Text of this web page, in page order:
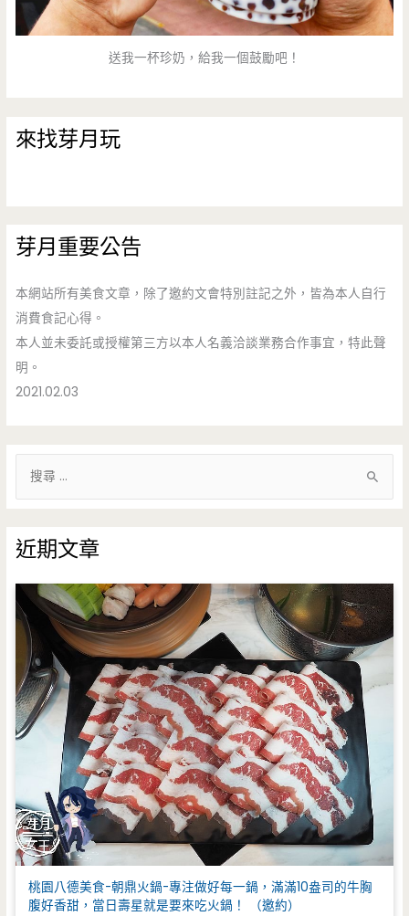
送我一杯珍奶，給我一個鼓勵吧！
來找芽月玩
芽月重要公告
本網站所有美食文章，除了邀約文會特別註記之外，皆為本人自行
消費食記心得。
本人並未委託或授權第三方以本人名義洽談業務合作事宜，特此聲
明。
2021.02.03
鍵
字
:
近期文章
桃園八德美食-朝鼎火鍋-專注做好每一鍋，滿滿10盎司的牛胸
腹好香甜，當日壽星就是要來吃火鍋！ （邀約）